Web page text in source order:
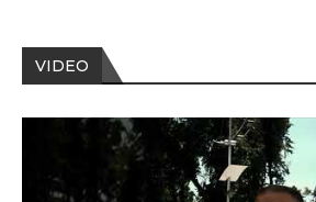
VIDEO